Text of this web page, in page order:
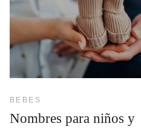
BEBES
Nombres para niños y